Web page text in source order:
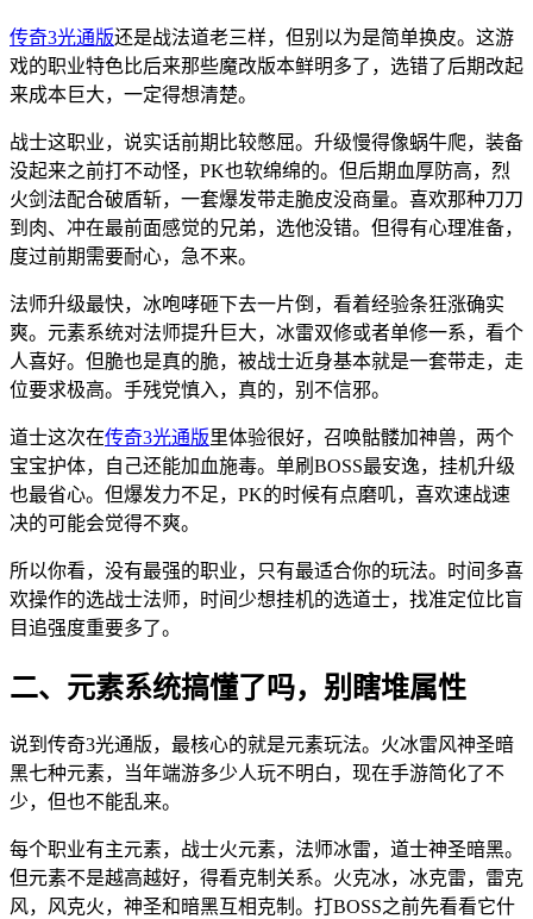
传奇3光通版还是战法道老三样，但别以为是简单换皮。这游
戏的职业特色比后来那些魔改版本鲜明多了，选错了后期改起
来成本巨大，一定得想清楚。
战士这职业，说实话前期比较憋屈。升级慢得像蜗牛爬，装备
没起来之前打不动怪，PK也软绵绵的。但后期血厚防高，烈
火剑法配合破盾斩，一套爆发带走脆皮没商量。喜欢那种刀刀
到肉、冲在最前面感觉的兄弟，选他没错。但得有心理准备，
度过前期需要耐心，急不来。
法师升级最快，冰咆哮砸下去一片倒，看着经验条狂涨确实
爽。元素系统对法师提升巨大，冰雷双修或者单修一系，看个
人喜好。但脆也是真的脆，被战士近身基本就是一套带走，走
位要求极高。手残党慎入，真的，别不信邪。
道士这次在传奇3光通版里体验很好，召唤骷髅加神兽，两个
宝宝护体，自己还能加血施毒。单刷BOSS最安逸，挂机升级
也最省心。但爆发力不足，PK的时候有点磨叽，喜欢速战速
决的可能会觉得不爽。
所以你看，没有最强的职业，只有最适合你的玩法。时间多喜
欢操作的选战士法师，时间少想挂机的选道士，找准定位比盲
目追强度重要多了。
二、元素系统搞懂了吗，别瞎堆属性
说到传奇3光通版，最核心的就是元素玩法。火冰雷风神圣暗
黑七种元素，当年端游多少人玩不明白，现在手游简化了不
少，但也不能乱来。
每个职业有主元素，战士火元素，法师冰雷，道士神圣暗黑。
但元素不是越高越好，得看克制关系。火克冰，冰克雷，雷克
风，风克火，神圣和暗黑互相克制。打BOSS之前先看看它什